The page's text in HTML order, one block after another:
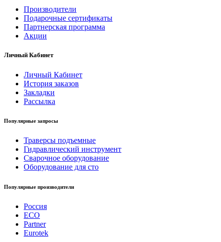
Производители
Подарочные сертификаты
Партнерская программа
Акции
Личный Кабинет
Личный Кабинет
История заказов
Закладки
Рассылка
Популярные запросы
Траверсы подъемные
Гидравлический инструмент
Сварочное оборудование
Оборудование для сто
Популярные производители
Россия
ECO
Partner
Eurotek